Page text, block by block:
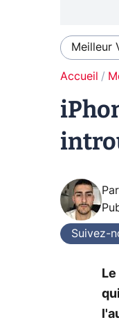
Meilleur
Accueil
Par
Suivez-